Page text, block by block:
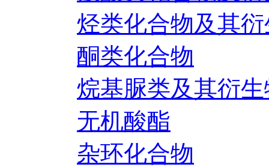
烃类化合物及其
酮类化合物
烷基脲类及其衍
无机酸酯
杂环化合物